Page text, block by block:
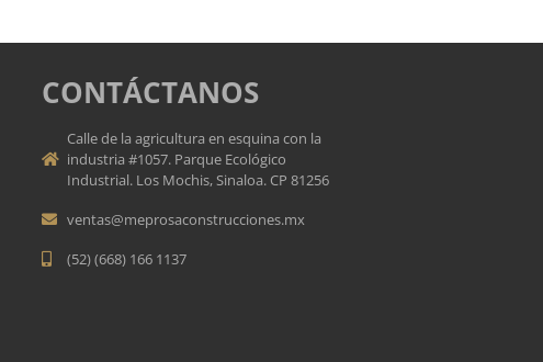
CONTÁCTANOS
Calle de la agricultura en esquina con la
industria #1057. Parque Ecológico
Industrial. Los Mochis, Sinaloa. CP 81256
ventas@meprosaconstrucciones.mx
(52) (668) 166 1137